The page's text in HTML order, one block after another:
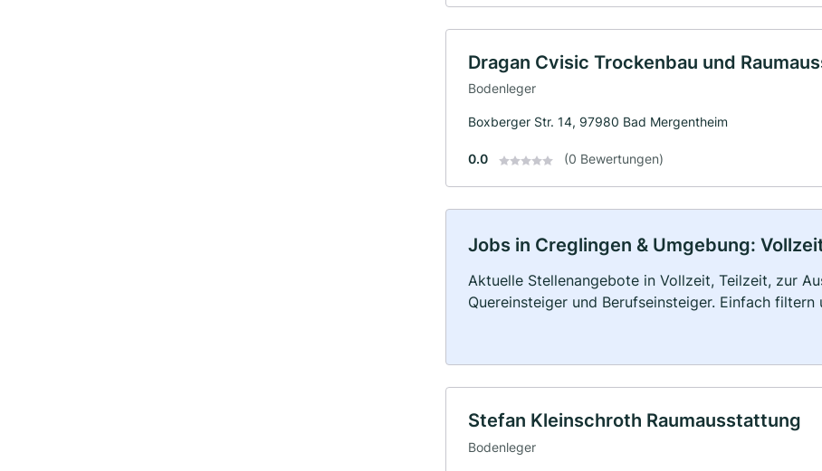
Dragan Cvisic Trockenbau und
Bodenleger
Boxberger Str. 14, 97980 Bad Mergentheim
0.0 (0 Bewertungen)
Jobs in Creglingen & Umgebung:
Aktuelle Stellenangebote in Vollzeit, Teilzeit, zur
Quereinsteiger und Berufseinsteiger. Einfach filtern
Stefan Kleinschroth Raumausstattung
Bodenleger